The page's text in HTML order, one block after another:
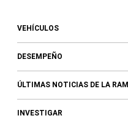
VEHÍCULOS
DESEMPEÑO
ÚLTIMAS NOTICIAS DE LA RAM
INVESTIGAR